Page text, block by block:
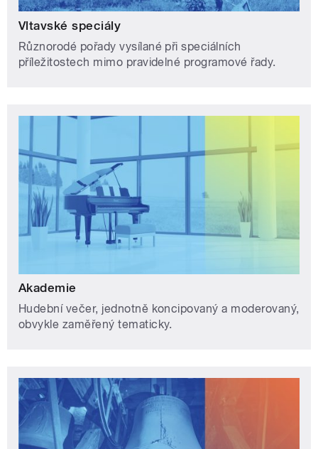
Vltavské speciály
Různorodé pořady vysílané při speciálních
příležitostech mimo pravidelné programové řady.
Akademie
Hudební večer, jednotně koncipovaný a moderovaný,
obvykle zaměřený tematicky.